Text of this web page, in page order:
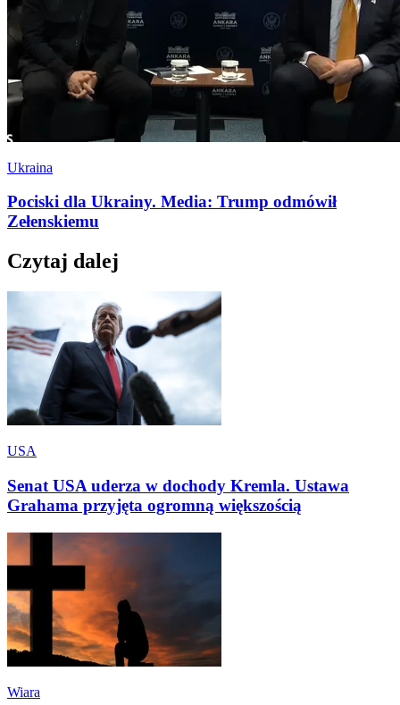
Ukraina
Pociski dla Ukrainy. Media: Trump odmówił
Zełenskiemu
Czytaj dalej
USA
Senat USA uderza w dochody Kremla. Ustawa
Grahama przyjęta ogromną większością
Wiara